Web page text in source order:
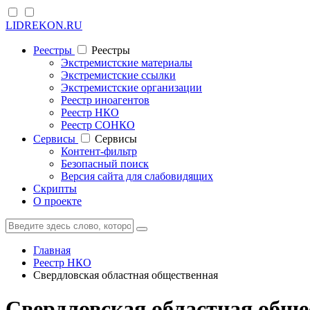
LIDREKON.RU
Реестры
Реестры
Экстремистские материалы
Экстремистские ссылки
Экстремистские организации
Реестр иноагентов
Реестр НКО
Реестр СОНКО
Cервисы
Cервисы
Контент-фильтр
Безопасный поиск
Версия сайта для слабовидящих
Скрипты
О проекте
Главная
Реестр НКО
Свердловская областная общественная